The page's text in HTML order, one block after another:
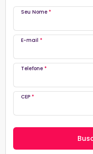
Seu Nome*
E-mail*
Telefone*
CEP*